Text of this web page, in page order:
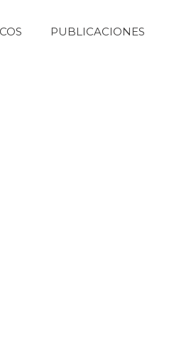
PUBLICACIONES